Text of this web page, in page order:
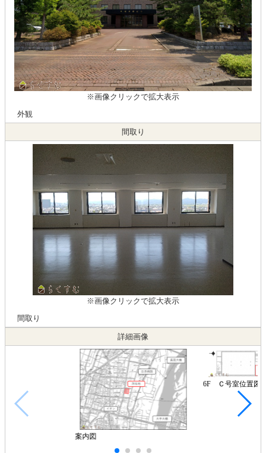
間取り
※画像クリックで拡大表示
外観
※画像クリックで拡大表示
間取り
詳細画像
案内図
6F Ｃ号室位置図